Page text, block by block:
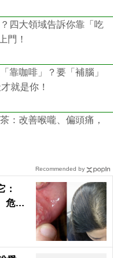
四大領域告訴你靠「吃
門！
靠咖啡」？要「補腦」
就是你！
：改善喉嚨、偏頭痛，
：
危機
Recommended by